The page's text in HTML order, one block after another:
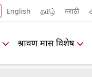
English தமிழ் मराठी
श्रावण मास विशेष